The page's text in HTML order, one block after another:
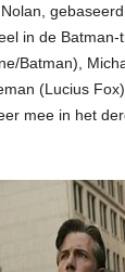
in de Batman-
Batman),
(Lucius
mee in het